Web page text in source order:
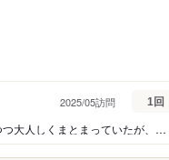
小腹が減って駆け込み。 シャンパンとパテ、白レバーで小腹を満たす。 パテは可能性を残しつつ大人しくまとまっていたが、白レバーは美味しかった。今度ちゃんと来たい。 立地が良く、小洒落ているのでデート、カウンターもあるので2軒目としても中々良さそう。
2025/05訪問 1回